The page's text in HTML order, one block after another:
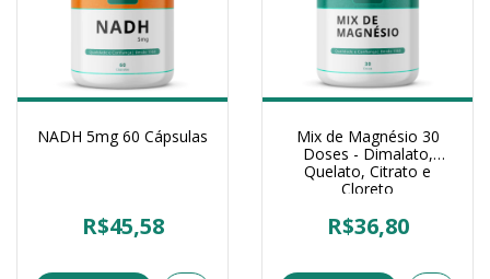
NADH 5mg 60 Cápsulas
R$45,58
Mix de Magnésio 30
Doses - Dimalato,
Quelato, Citrato e
Cloreto
R$36,80